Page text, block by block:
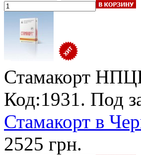
Стамакорт
Код:1931. Под
Стамакорт в
2525 грн.